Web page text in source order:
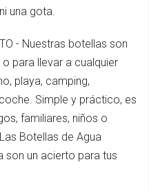
una gota.
- Nuestras botellas son
para llevar a cualquier
playa, camping,
Simple y práctico, es
familiares, niños o
Botellas de Agua
son un acierto para tus